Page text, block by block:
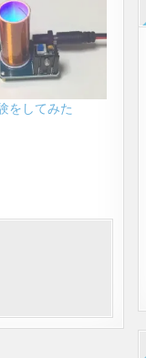
をしてみた